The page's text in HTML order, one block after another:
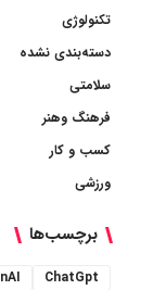
تکنولوژی
دسته‌بندی نشده
سلامتی
فرهنگ وهنر
کسب و کار
ورزشی
برچسب‌ها
ChatGpt